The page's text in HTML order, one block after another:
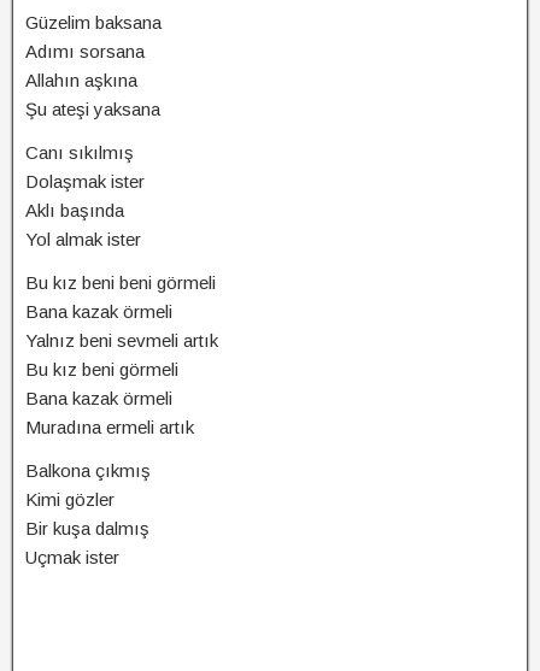
Güzelim baksana
Adımı sorsana
Allahın aşkına
Şu ateşi yaksana
Canı sıkılmış
Dolaşmak ister
Aklı başında
Yol almak ister
Bu kız beni beni görmeli
Bana kazak örmeli
Yalnız beni sevmeli artık
Bu kız beni görmeli
Bana kazak örmeli
Muradına ermeli artık
Balkona çıkmış
Kimi gözler
Bir kuşa dalmış
Uçmak ister